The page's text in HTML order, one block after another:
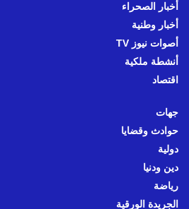
أخبار الصحراء
أخبار وطنية
أصوات نيوز TV
أنشطة ملكية
اقتصاد
جهات
حوادث وقضايا
دولية
دين ودنيا
رياضة
الجريدة الورقية